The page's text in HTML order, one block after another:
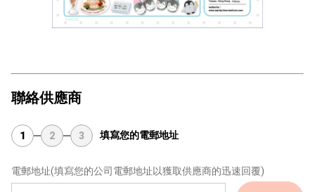
聯絡供應商
1 2 3 填寫您的電郵地址
電郵地址(填寫您的公司電郵地址以獲取供應商的迅速回覆)